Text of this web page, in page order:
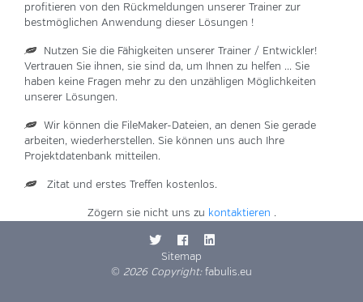
profitieren von den Rückmeldungen unserer Trainer zur
bestmöglichen Anwendung dieser Lösungen !
Nutzen Sie die Fähigkeiten unserer Trainer / Entwickler!
Vertrauen Sie ihnen, sie sind da, um Ihnen zu helfen ... Sie
haben keine Fragen mehr zu den unzähligen Möglichkeiten
unserer Lösungen.
Wir können die FileMaker-Dateien, an denen Sie gerade
arbeiten, wiederherstellen. Sie können uns auch Ihre
Projektdatenbank mitteilen.
Zitat und erstes Treffen kostenlos.
Zögern sie nicht uns zu kontaktieren .
Sitemap
© 2026 Copyright: fabulis.eu